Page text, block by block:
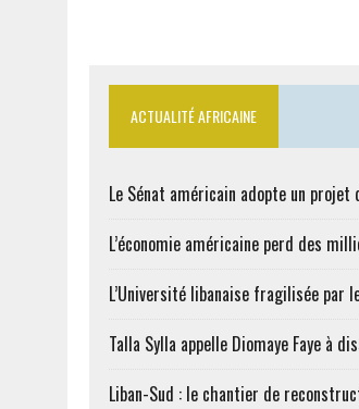
ACTUALITÉ AFRICAINE
Le Sénat américain adopte un
L’économie américaine perd des
L’Université libanaise fragilisée par
Talla Sylla appelle Diomaye Faye à
Liban-Sud : le chantier de